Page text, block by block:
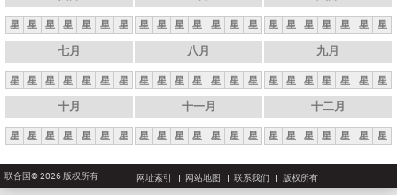
星 星 星 星 星 星 星 星 星 星 星 星 星 星 星 星 星 星 星 星 星
七月
星 星 星 星 星 星 星
八月
星 星 星 星 星 星 星
九月
星 星 星 星 星 星 星
十月
星 星 星 星 星 星 星
十一月
星 星 星 星 星 星 星
十二月
星 星 星 星 星 星 星
联合国© 2026 版权所有 网址索引 网站地图 联系我们 版权所有